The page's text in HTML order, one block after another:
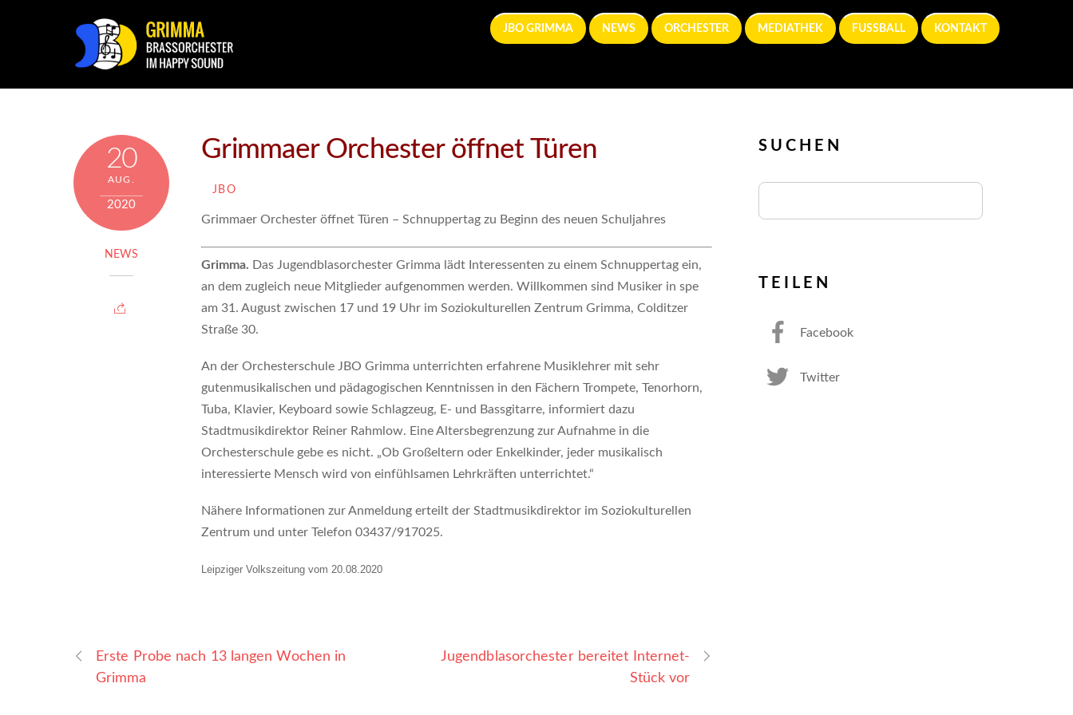
JBO GRIMMA NEWS ORCHESTER MEDIATHEK FUSSBALL KONTAKT
20
AUG.
2020
NEWS
Grimmaer Orchester öffnet Türen
JBO
Grimmaer Orchester öffnet Türen – Schnuppertag zu Beginn des neuen Schuljahres
Grimma. Das Jugendblasorchester Grimma lädt Interessenten zu einem Schnuppertag ein,
an dem zugleich neue Mitglieder aufgenommen werden. Willkommen sind Musiker in spe
am 31. August zwischen 17 und 19 Uhr im Soziokulturellen Zentrum Grimma, Colditzer
Straße 30.
An der Orchesterschule JBO Grimma unterrichten erfahrene Musiklehrer mit sehr
gutenmusikalischen und pädagogischen Kenntnissen in den Fächern Trompete, Tenorhorn,
Tuba, Klavier, Keyboard sowie Schlagzeug, E- und Bassgitarre, informiert dazu
Stadtmusikdirektor Reiner Rahmlow. Eine Altersbegrenzung zur Aufnahme in die
Orchesterschule gebe es nicht. „Ob Großeltern oder Enkelkinder, jeder musikalisch
interessierte Mensch wird von einfühlsamen Lehrkräften unterrichtet.“
Nähere Informationen zur Anmeldung erteilt der Stadtmusikdirektor im Soziokulturellen
Zentrum und unter Telefon 03437/917025.
Leipziger Volkszeitung vom 20.08.2020
Erste Probe nach 13 langen Wochen in
Grimma
Jugendblasorchester bereitet Internet-
Stück vor
SUCHEN
TEILEN
Facebook
Twitter